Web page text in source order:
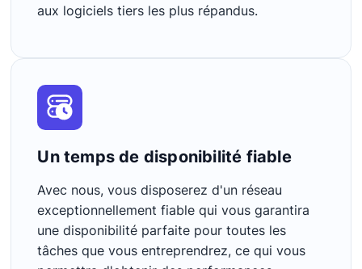
aux logiciels tiers les plus répandus.
Un temps de disponibilité fiable
Avec nous, vous disposerez d'un réseau
exceptionnellement fiable qui vous garantira
une disponibilité parfaite pour toutes les
tâches que vous entreprendrez, ce qui vous